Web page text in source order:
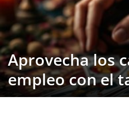
Aprovecha los
empleo con el